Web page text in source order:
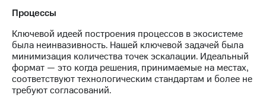
Процессы
Ключевой идеей построения процессов в экосистеме
была неинвазивность. Нашей ключевой задачей была
минимизация количества точек эскалации. Идеальный
формат — это когда решения, принимаемые на местах,
соответствуют технологическим стандартам и более не
требуют согласований.